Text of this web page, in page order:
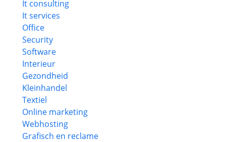
It consulting
It services
Office
Security
Software
Interieur
Gezondheid
Kleinhandel
Textiel
Online marketing
Webhosting
Grafisch en reclame